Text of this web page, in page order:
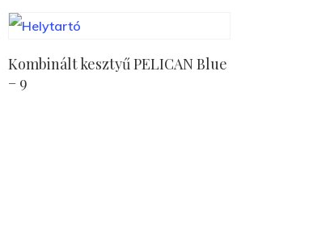
Tovább Olvasom
Kombinált kesztyű PELICAN Blue
– 9